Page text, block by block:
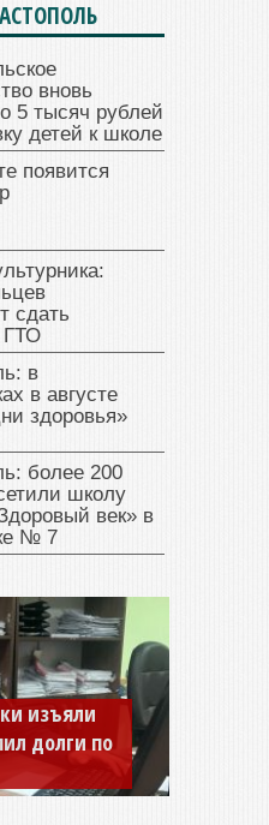
вновь
5 тысяч рублей
детей к школе
появится
сдать
ГТО
в
в августе
здоровья»
более 200
школу
век» в
№ 7
изъяли
долги по